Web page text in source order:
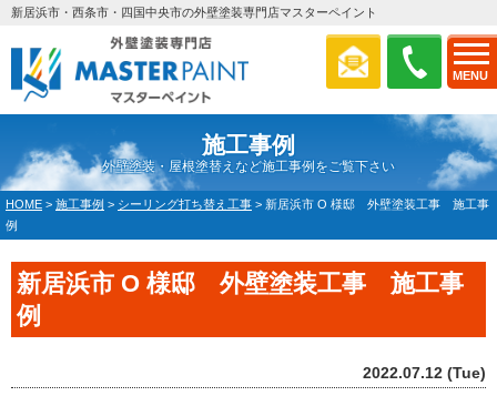
MENU
新居浜市・西条市・四国中央市の外壁塗装専門店マスターペイント
施工事例
外壁塗装・屋根塗替えなど施工事例をご覧下さい
HOME > 施工事例 > シーリング打ち替え工事 > 新居浜市 O 様邸 外壁塗装工事 施工事
例
新居浜市 O 様邸 外壁塗装工事 施工事
例
2022.07.12 (Tue)